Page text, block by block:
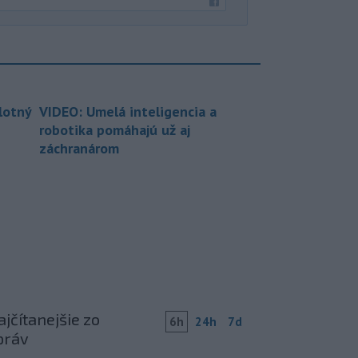
VIDEO: Umelá inteligencia a
robotika pomáhajú už aj
záchranárom
zo
6h 24h 7d